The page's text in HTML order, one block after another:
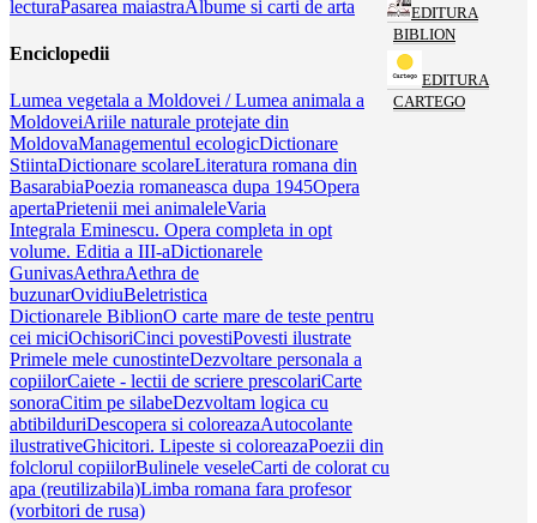
lecturaPasarea maiastraAlbume si carti de arta
Enciclopedii
Lumea vegetala a Moldovei / Lumea animala a
MoldoveiAriile naturale protejate din
MoldovaManagementul ecologicDictionare
StiintaDictionare scolareLiteratura romana din
BasarabiaPoezia romaneasca dupa 1945Opera
apertaPrietenii mei animaleleVaria
Integrala Eminescu. Opera completa in opt
volume. Editia a III-aDictionarele
GunivasAethraAethra de
buzunarOvidiuBeletristica
EDITURA
BIBLION
Dictionarele BiblionO carte mare de teste pentru
cei miciOchisoriCinci povestiPovesti ilustrate
Primele mele cunostinteDezvoltare personala a
copiilorCaiete - lectii de scriere prescolariCarte
sonoraCitim pe silabeDezvoltam logica cu
abtibilduriDescopera si coloreazaAutocolante
ilustrativeGhicitori. Lipeste si coloreazaPoezii din
folclorul copiilorBulinele veseleCarti de colorat cu
apa (reutilizabila)Limba romana fara profesor
(vorbitori de rusa)
EDITURA
CARTEGO